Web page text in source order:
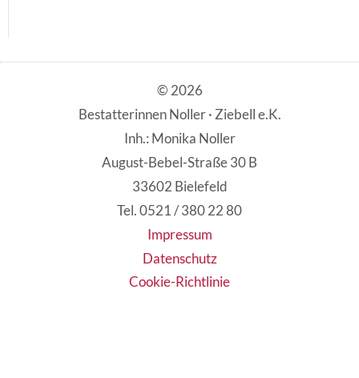
© 2026
Bestatterinnen Noller · Ziebell e.K.
Inh.: Monika Noller
August-Bebel-Straße 30 B
33602 Bielefeld
Tel. 0521 / 380 22 80
Impressum
Datenschutz
Cookie-Richtlinie